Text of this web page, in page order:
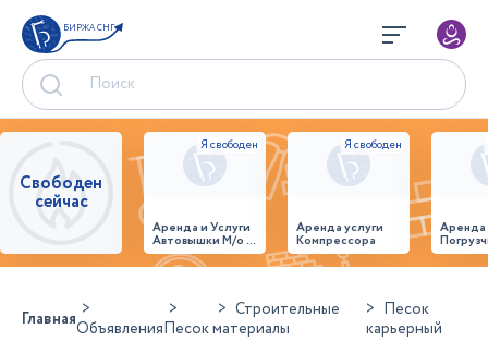
БИРЖА СНГ
Свободен
сейчас
Аренда и Услуги
Автовышки М/о г.
Домодедово
26,28,32 место
Аренда услуги
Компрессора
ГлавнаяОбъявленияПесок
Строительные
материалы
Песок
карьерный